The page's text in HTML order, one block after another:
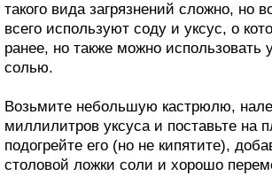
такого вида загрязнений сложно, но
всего используют соду и уксус, о
ранее, но также можно использовать
солью.
Возьмите небольшую кастрюлю,
миллилитров уксуса и поставьте на
подогрейте его (но не кипятите),
столовой ложки соли и хорошо